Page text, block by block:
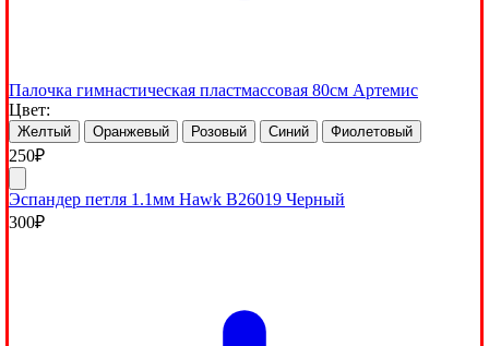
Палочка гимнастическая пластмассовая 80см Артемис
Цвет:
Желтый Оранжевый Розовый Синий Фиолетовый
250₽
Эспандер петля 1.1мм Hawk B26019 Черный
300₽